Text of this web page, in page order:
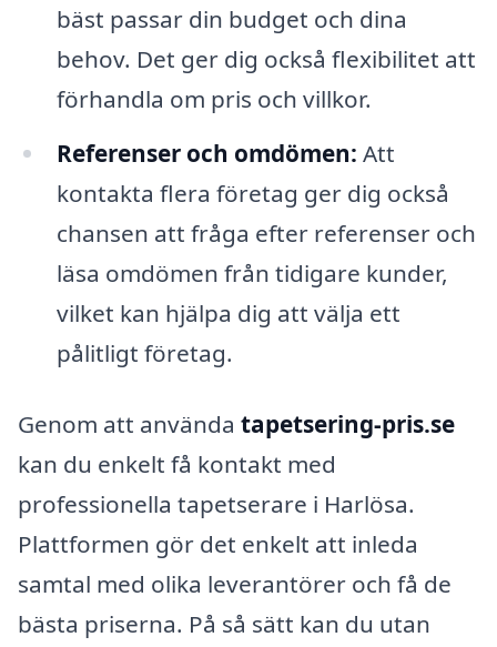
bäst passar din budget och dina
behov. Det ger dig också flexibilitet att
förhandla om pris och villkor.
Referenser och omdömen: Att
kontakta flera företag ger dig också
chansen att fråga efter referenser och
läsa omdömen från tidigare kunder,
vilket kan hjälpa dig att välja ett
pålitligt företag.
Genom att använda tapetsering-pris.se
kan du enkelt få kontakt med
professionella tapetserare i Harlösa.
Plattformen gör det enkelt att inleda
samtal med olika leverantörer och få de
bästa priserna. På så sätt kan du utan